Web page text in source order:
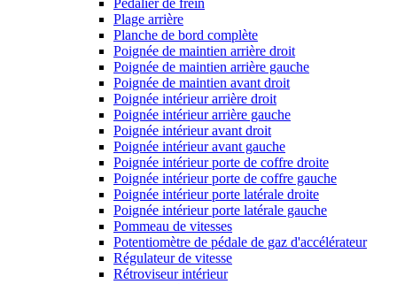
Pédalier de frein
Plage arrière
Planche de bord complète
Poignée de maintien arrière droit
Poignée de maintien arrière gauche
Poignée de maintien avant droit
Poignée intérieur arrière droit
Poignée intérieur arrière gauche
Poignée intérieur avant droit
Poignée intérieur avant gauche
Poignée intérieur porte de coffre droite
Poignée intérieur porte de coffre gauche
Poignée intérieur porte latérale droite
Poignée intérieur porte latérale gauche
Pommeau de vitesses
Potentiomètre de pédale de gaz d'accélérateur
Régulateur de vitesse
Rétroviseur intérieur